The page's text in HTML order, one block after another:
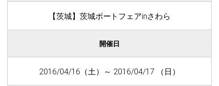
【茨城】茨城ボートフェアinさわら
開催日
2016/04/16（土）～ 2016/04/17 （日）